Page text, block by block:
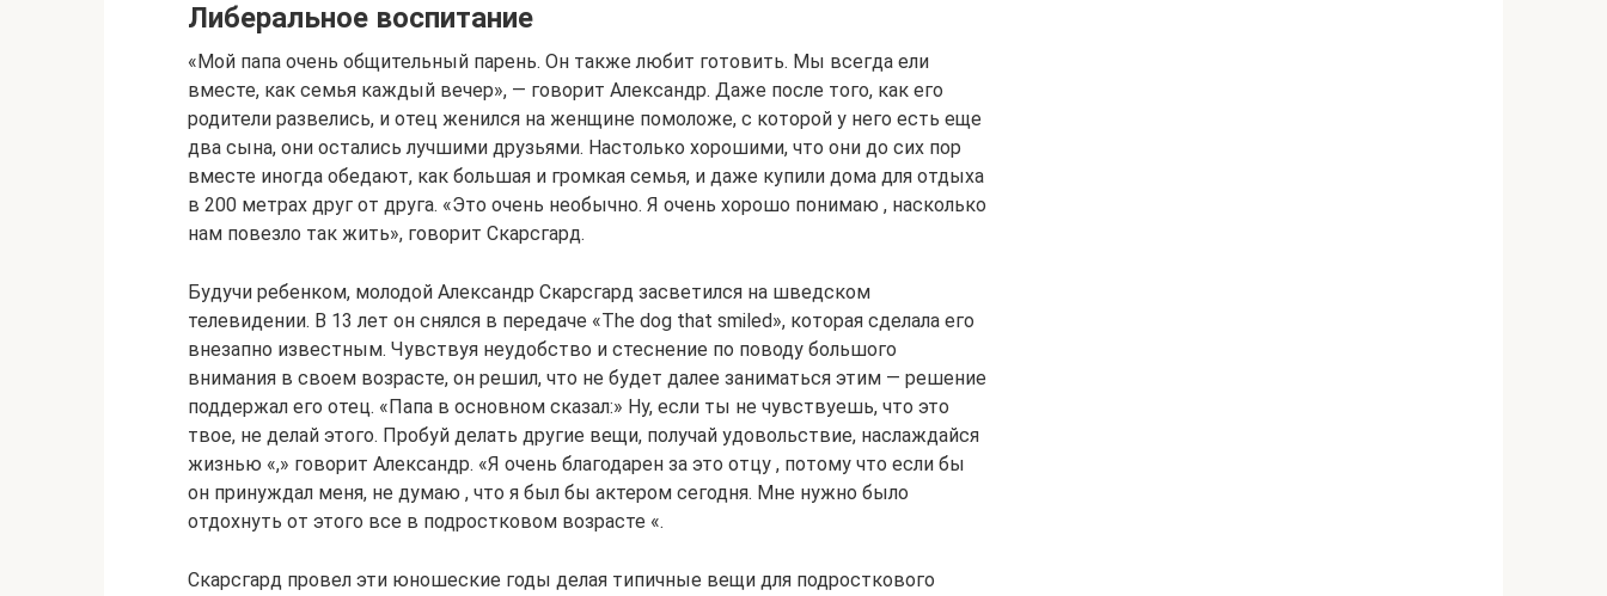
Либеральное воспитание
«Мой папа очень общительный парень. Он также любит готовить. Мы всегда ели
вместе, как семья каждый вечер», — говорит Александр. Даже после того, как его
родители развелись, и отец женился на женщине помоложе, с которой у него есть еще
два сына, они остались лучшими друзьями. Настолько хорошими, что они до сих пор
вместе иногда обедают, как большая и громкая семья, и даже купили дома для отдыха
в 200 метрах друг от друга. «Это очень необычно. Я очень хорошо понимаю , насколько
нам повезло так жить», говорит Скарсгард.
Будучи ребенком, молодой Александр Скарсгард засветился на шведском
телевидении. В 13 лет он снялся в передаче «The dog that smiled», которая сделала его
внезапно известным. Чувствуя неудобство и стеснение по поводу большого
внимания в своем возрасте, он решил, что не будет далее заниматься этим — решение
поддержал его отец. «Папа в основном сказал:» Ну, если ты не чувствуешь, что это
твое, не делай этого. Пробуй делать другие вещи, получай удовольствие, наслаждайся
жизнью «,» говорит Александр. «Я очень благодарен за это отцу , потому что если бы
он принуждал меня, не думаю , что я был бы актером сегодня. Мне нужно было
отдохнуть от этого все в подростковом возрасте «.
Скарсгард провел эти юношеские годы делая типичные вещи для подросткового